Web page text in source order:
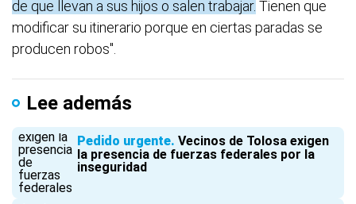
de que llevan a sus hijos o salen trabajar. Tienen que
modificar su itinerario porque en ciertas paradas se
producen robos".
Lee además
Pedido urgente Vecinos de Tolosa exigen
la presencia de fuerzas federales por la
inseguridad